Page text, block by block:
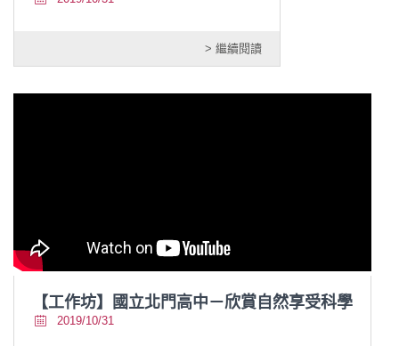
> 繼續閱讀
【工作坊】國立北門高中－欣賞自然享受科學
2019/10/31